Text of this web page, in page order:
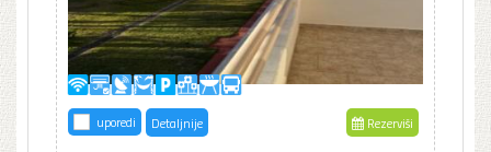
uporedi Detaljnije Rezerviši